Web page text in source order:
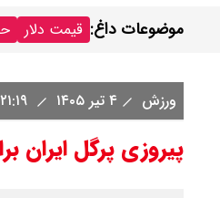
موضوعات داغ: قیمت دلار
ورزش ۴ تیر ۱۴۰۵
پیروزی پرگل ایران